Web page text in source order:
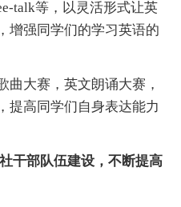
等，以灵活形式让英
增强同学们的学习英语的
大赛，英文朗诵大赛，
提高同学们自身表达能力
干部队伍建设，不断提高